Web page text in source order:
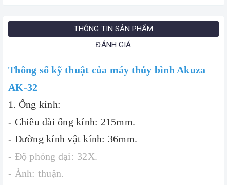
THÔNG TIN SẢN PHẨM
ĐÁNH GIÁ
Thông số kỹ thuật của máy thủy bình Akuza
AK-32
1. Ống kính:
- Chiều dài ống kính: 215mm.
- Đường kính vật kính: 36mm.
- Độ phóng đại: 32X.
- Ảnh: thuận.